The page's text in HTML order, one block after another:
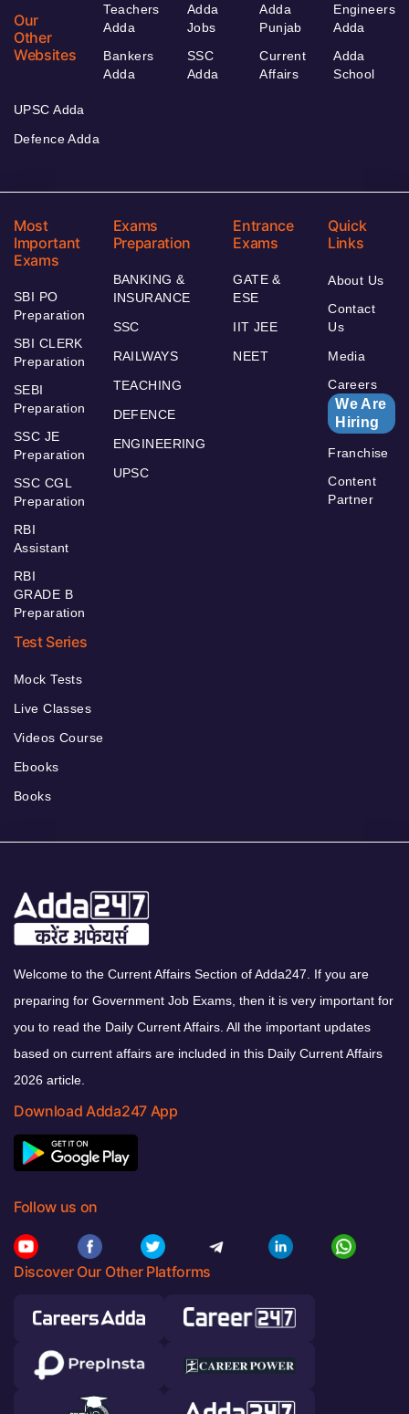
Our
Other
Websites
Teachers
Adda
Bankers
Adda
Adda
Jobs
SSC
Adda
Adda
Punjab
Current
Affairs
Engineers
Adda
Adda
School
UPSC Adda
Defence Adda
Most
Important
Exams
SBI PO
Preparation
SBI CLERK
Preparation
SEBI
Preparation
SSC JE
Preparation
SSC CGL
Preparation
RBI
Assistant
RBI
GRADE B
Preparation
Exams
Preparation
BANKING &
INSURANCE
SSC
RAILWAYS
TEACHING
DEFENCE
ENGINEERING
UPSC
Entrance
Exams
GATE &
ESE
IIT JEE
NEET
Quick
Links
About Us
Contact
Us
Media
Careers
We Are
Hiring
Franchise
Content
Partner
Test Series
Mock Tests
Live Classes
Videos Course
Ebooks
Books
Welcome to the Current Affairs Section of Adda247. If you are
preparing for Government Job Exams, then it is very important for
you to read the Daily Current Affairs. All the important updates
based on current affairs are included in this Daily Current Affairs
2026 article.
Download Adda247 App
Follow us on
Discover Our Other Platforms